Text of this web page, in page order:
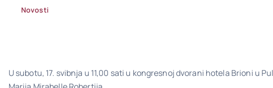
Novosti
U subotu, 17. svibnja u 11,00 sati u kongresnoj dvorani hotela Brioni u